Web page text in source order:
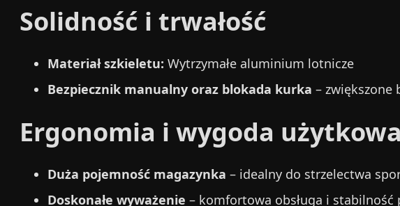
Solidność i trwałość
Materiał szkieletu: Wytrzymałe aluminium lotnicze
Bezpiecznik manualny oraz blokada kurka – zwiększone
Ergonomia i wygoda
Duża pojemność magazynka – idealny do strzelectwa
Doskonałe wyważenie – komfortowa obsługa i stabilność